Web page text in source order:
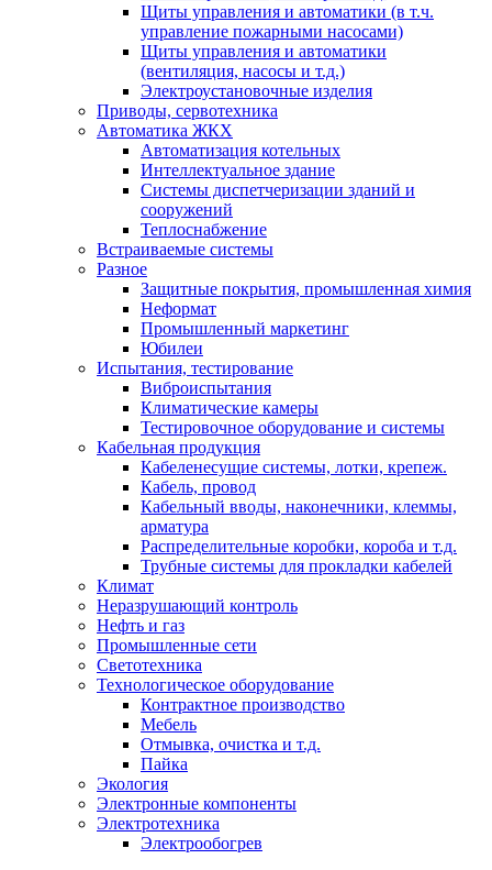
Щиты управления и автоматики (в т.ч.
управление пожарными насосами)
Щиты управления и автоматики
(вентиляция, насосы и т.д.)
Электроустановочные изделия
Приводы, сервотехника
Автоматика ЖКХ
Автоматизация котельных
Интеллектуальное здание
Системы диспетчеризации зданий и
сооружений
Теплоснабжение
Встраиваемые системы
Разное
Защитные покрытия, промышленная химия
Неформат
Промышленный маркетинг
Юбилеи
Испытания, тестирование
Виброиспытания
Климатические камеры
Тестировочное оборудование и системы
Кабельная продукция
Кабеленесущие системы, лотки, крепеж.
Кабель, провод
Кабельный вводы, наконечники, клеммы,
арматура
Распределительные коробки, короба и т.д.
Трубные системы для прокладки кабелей
Климат
Неразрушающий контроль
Нефть и газ
Промышленные сети
Светотехника
Технологическое оборудование
Контрактное производство
Мебель
Отмывка, очистка и т.д.
Пайка
Экология
Электронные компоненты
Электротехника
Электрообогрев